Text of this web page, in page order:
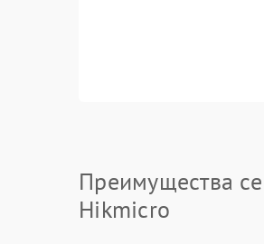
Преимущества
Hikmicro